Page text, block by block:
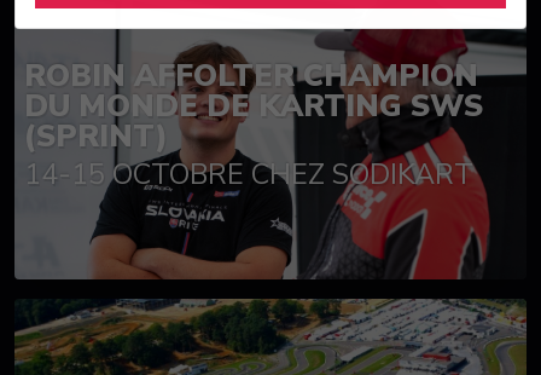
ROBIN AFFOLTER CHAMPION
DU MONDE DE KARTING SWS
(SPRINT)
14-15 OCTOBRE CHEZ SODIKART